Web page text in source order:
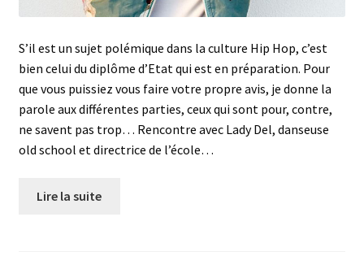
S’il est un sujet polé­mique dans la culture Hip Hop, c’est
bien celui du diplôme d’Etat qui est en prépa­ration. Pour
que vous puissiez vous faire votre propre avis, je donne la
parole aux diffé­rentes parties, ceux qui sont pour, contre,
ne savent pas trop… Rencontre avec Lady Del, danseuse
old school et directrice de l’école…
Lire la suite